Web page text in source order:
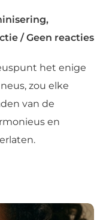
,
/ Geen reacties
het enige
zou elke
van de
en